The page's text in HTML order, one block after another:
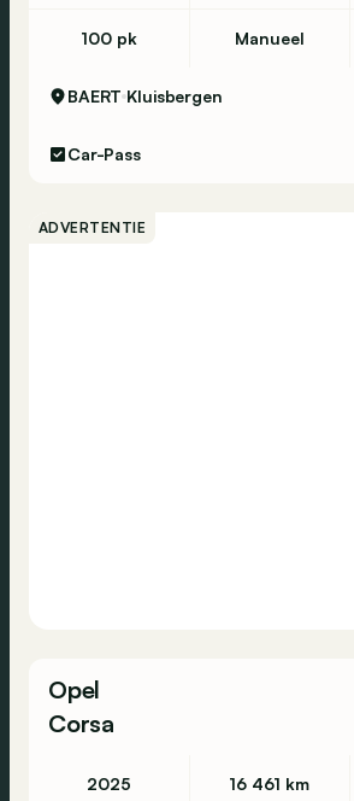
100 pk Manueel
BAERT Kluisbergen
Car-Pass
ADVERTENTIE
Opel
Corsa
2025 16 461 km